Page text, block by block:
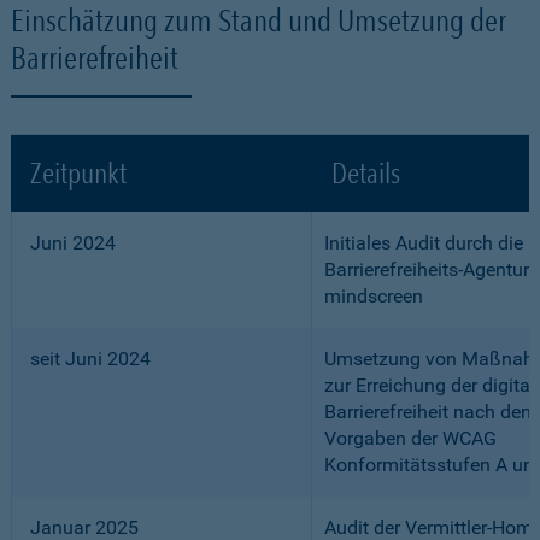
Einschätzung zum Stand und Umsetzung der
Barrierefreiheit
Zeitpunkt Details
Juni 2024
Initiales Audit durch die
Barrierefreiheits-Agentur
mindscreen
seit Juni 2024
Umsetzung von
zur Erreichung der
Barrierefreiheit nach den
Vorgaben der WCAG
Konformitätsstufen A
Januar 2025
Audit der Vermittler-